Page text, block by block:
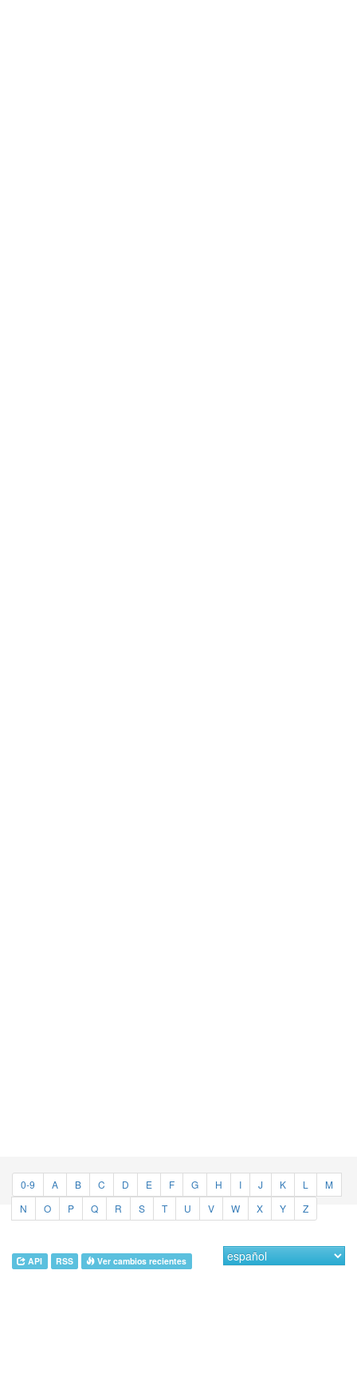
0-9 A B C D E F G H I J K L
M
N
O P Q R S T U V W X Y Z
API RSS Ver cambios recientes